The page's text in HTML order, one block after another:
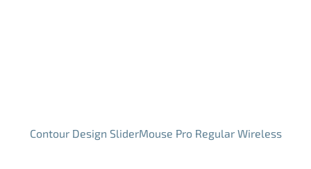
Contour Design SliderMouse Pro Regular Wireless